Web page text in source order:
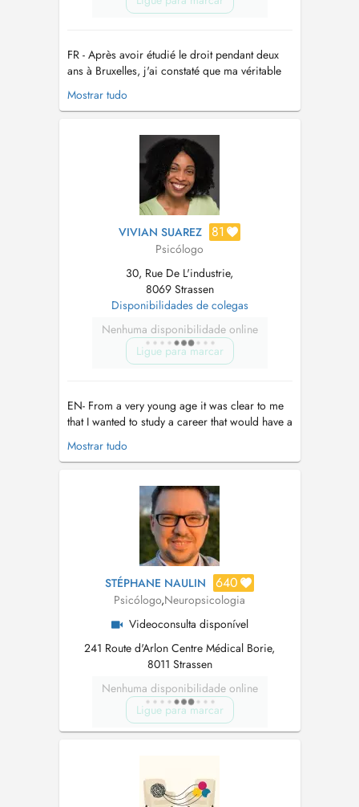
FR - Après avoir étudié le droit pendant deux
ans à Bruxelles, j'ai constaté que ma véritable
voie était de comprendre l'essence de l'être
humain : ses émotions et la façon dont il
conduit vers la psychologie. Diplômée de
l'Université Libre de Bruxell...
Mostrar tudo
VIVIAN SUAREZ 81
Psicólogo
30, Rue De L'industrie,
8069 Strassen
Disponibilidades de colegas
Nenhuma disponibilidade online
Ligue para marcar
EN- From a very young age it was clear to me
that I wanted to study a career that would have a
positive impact on people's lives. This interest
led me to study psychology. As a psychologist
and the Université Libre de Bruxelles, the well-
being of the peo...
Mostrar tudo
STÉPHANE NAULIN 640
Psicólogo,Neuropsicologia
Videoconsulta disponível
241 Route d'Arlon Centre Médical Borie,
8011 Strassen
Nenhuma disponibilidade online
Ligue para marcar